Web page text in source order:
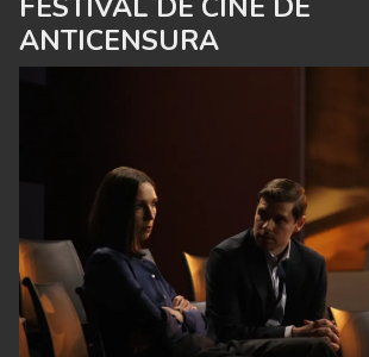
FESTIVAL DE CINE DE
ANTICENSURA